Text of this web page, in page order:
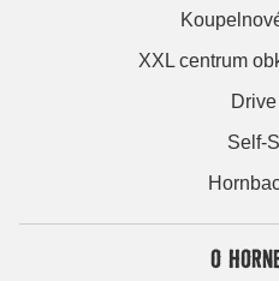
XXL centrum
Self-
O